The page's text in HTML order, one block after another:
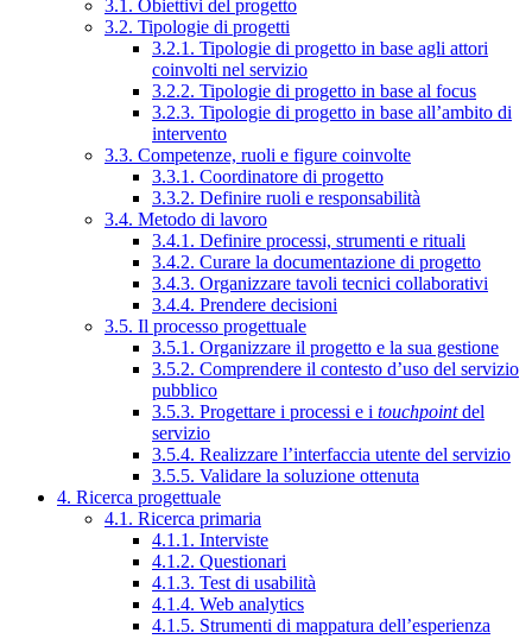
3.1. Obiettivi del progetto
3.2. Tipologie di progetti
3.2.1. Tipologie di progetto in base agli attori
coinvolti nel servizio
3.2.2. Tipologie di progetto in base al focus
3.2.3. Tipologie di progetto in base all’ambito di
intervento
3.3. Competenze, ruoli e figure coinvolte
3.3.1. Coordinatore di progetto
3.3.2. Definire ruoli e responsabilità
3.4. Metodo di lavoro
3.4.1. Definire processi, strumenti e rituali
3.4.2. Curare la documentazione di progetto
3.4.3. Organizzare tavoli tecnici collaborativi
3.4.4. Prendere decisioni
3.5. Il processo progettuale
3.5.1. Organizzare il progetto e la sua gestione
3.5.2. Comprendere il contesto d’uso del servizio
pubblico
3.5.3. Progettare i processi e i touchpointdel
servizio
3.5.4. Realizzare l’interfaccia utente del servizio
3.5.5. Validare la soluzione ottenuta
4. Ricerca progettuale
4.1. Ricerca primaria
4.1.1. Interviste
4.1.2. Questionari
4.1.3. Test di usabilità
4.1.4. Web analytics
4.1.5. Strumenti di mappatura dell’esperienza